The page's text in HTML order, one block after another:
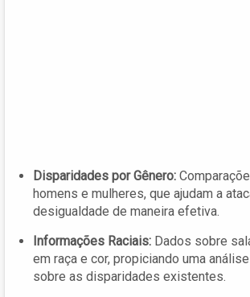
Disparidades por Gênero:
homens e mulheres, que ajudam a
desigualdade de maneira efetiva.
Informações Raciais: Dados sobre
em raça e cor, propiciando uma
sobre as disparidades existentes.